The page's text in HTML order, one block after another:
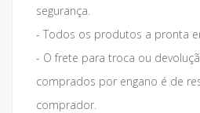
segurança.
- Todos os produtos a pronta
- O frete para troca ou
comprados por engano é de
comprador.